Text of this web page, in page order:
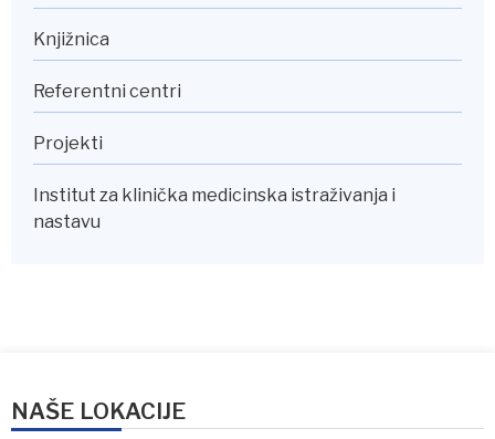
Knjižnica
Referentni centri
Projekti
Institut za klinička medicinska istraživanja i
nastavu
NAŠE LOKACIJE